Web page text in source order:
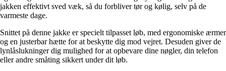
jakken effektivt sved væk, så du forbliver tør og kølig, selv på de
varmeste dage.
Snittet på denne jakke er specielt tilpasset løb, med ergonomiske ærmer
og en justerbar hætte for at beskytte dig mod vejret. Desuden giver de
lynlåslukninger dig mulighed for at opbevare dine nøgler, din telefon
eller andre småting sikkert under dit løb.